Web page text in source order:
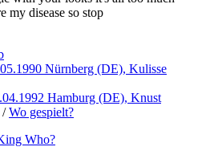
my disease so stop
Nürnberg (DE), Kulisse
Hamburg (DE), Knust
/Wo gespielt?
Who?